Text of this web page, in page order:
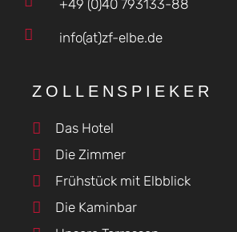
+49 (0)40 793133-88
info(at)zf-elbe.de
ZOLLENSPIEKER
Das Hotel
Die Zimmer
Frühstück mit Elbblick
Die Kaminbar